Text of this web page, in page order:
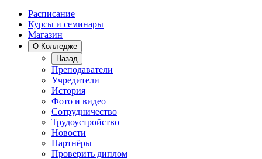
Расписание
Курсы и семинары
Магазин
О Колледже
Назад
Преподаватели
Учредители
История
Фото и видео
Сотрудничество
Трудоустройство
Новости
Партнёры
Проверить диплом